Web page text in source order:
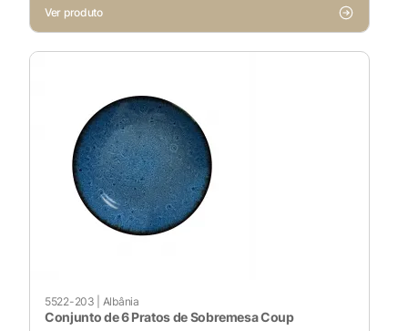
Ver produto
5522-203 Albânia
Conjunto de 6 Pratos de Sobremesa Coup
Cookies Necessários
Sempre ativado
Ativado